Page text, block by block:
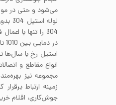
می‌شود و حتی در
در دمایی بین 1010 تا 1120 درجه سانتی‌گراد انجام می‌شود.
استیل رخ با سال‌ها
انواع مقاطع و
مجموعه نیز
زمینه ارتباط
جوش‌کاری، اقلام